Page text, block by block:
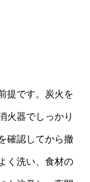
提です。炭火を
火器でしっかり
確認してから撤
く洗い、食材の